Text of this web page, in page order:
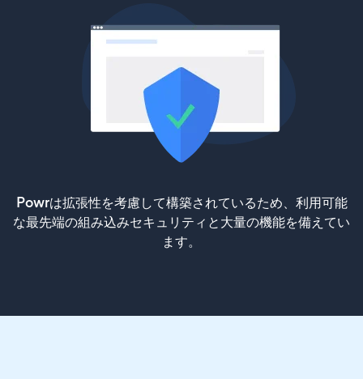
Powrは拡張性を考慮して構築されているため、利用可能
な最先端の組み込みセキュリティと大量の機能を備えてい
ます。